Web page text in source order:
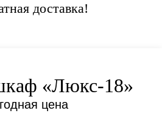
доставка!
«Люкс-18»
цена